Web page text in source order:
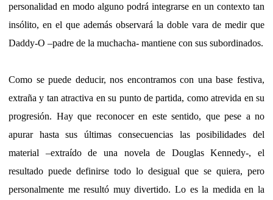
personalidad en modo alguno podrá integrarse en un contexto tan
insólito, en el que además observará la doble vara de medir que
Daddy-O –padre de la muchacha- mantiene con sus subordinados.
Como se puede deducir, nos encontramos con una base festiva,
extraña y tan atractiva en su punto de partida, como atrevida en su
progresión. Hay que reconocer en este sentido, que pese a no
apurar hasta sus últimas consecuencias las posibilidades del
material –extraído de una novela de Douglas Kennedy-, el
resultado puede definirse todo lo desigual que se quiera, pero
personalmente me resultó muy divertido. Lo es la medida en la